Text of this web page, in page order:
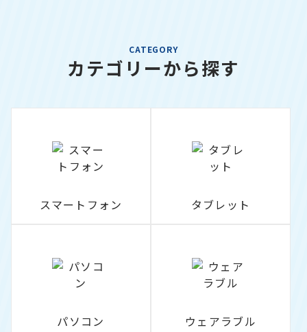
CATEGORY
カテゴリーから探す
スマートフォン タブレット
パソコン ウェアラブル